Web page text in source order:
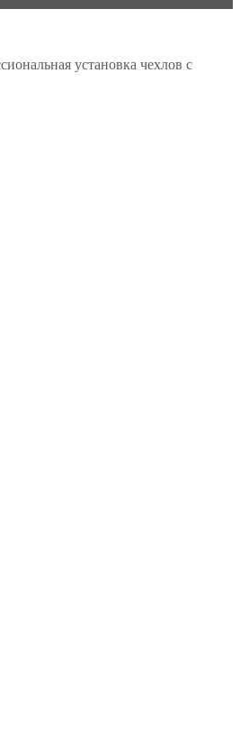
установка чехлов с